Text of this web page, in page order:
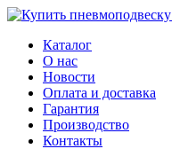
Каталог
О нас
Новости
Оплата и доставка
Гарантия
Производство
Контакты